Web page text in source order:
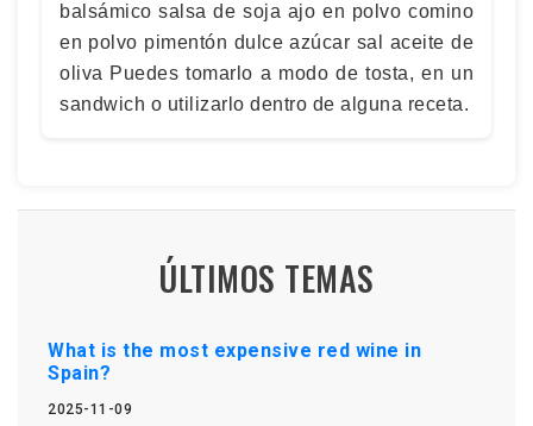
balsámico salsa de soja ajo en polvo comino
en polvo pimentón dulce azúcar sal aceite de
oliva Puedes tomarlo a modo de tosta, en un
sandwich o utilizarlo dentro de alguna receta.
ÚLTIMOS TEMAS
What is the most expensive red wine in
Spain?
2025-11-09